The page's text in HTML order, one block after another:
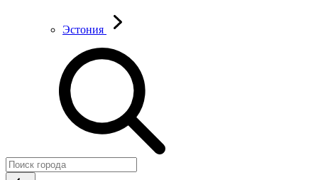
Эстония